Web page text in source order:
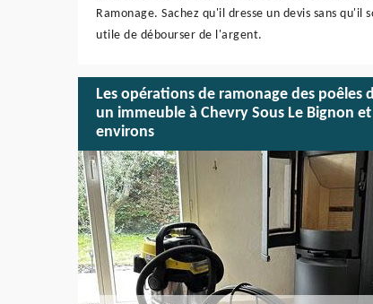
Ramonage. Sachez qu'il dresse un devis sans qu'il
utile de débourser de l'argent.
Les opérations de ramonage des poêles
un immeuble à Chevry Sous Le Bignon et
environs